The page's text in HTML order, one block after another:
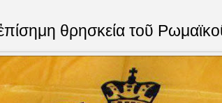
θρησκεία τοῦ